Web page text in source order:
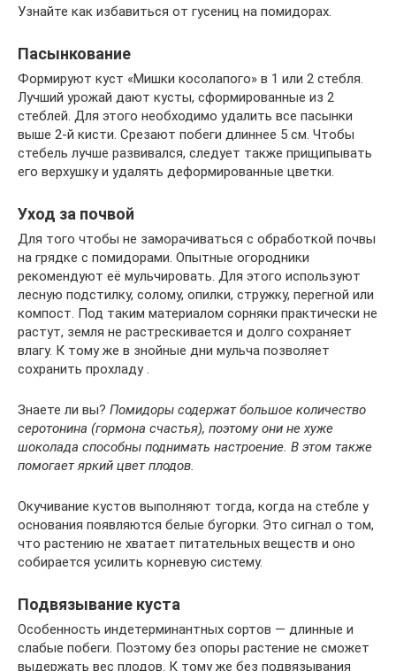
Узнайте как избавиться от гусениц на помидорах.
Пасынкование
Формируют куст «Мишки косолапого» в 1 или 2 стебля.
Лучший урожай дают кусты, сформированные из 2
стеблей. Для этого необходимо удалить все пасынки
выше 2-й кисти. Срезают побеги длиннее 5 см. Чтобы
стебель лучше развивался, следует также прищипывать
его верхушку и удалять деформированные цветки.
Уход за почвой
Для того чтобы не заморачиваться с обработкой почвы
на грядке с помидорами. Опытные огородники
рекомендуют её мульчировать. Для этого используют
лесную подстилку, солому, опилки, стружку, перегной или
компост. Под таким материалом сорняки практически не
растут, земля не растрескивается и долго сохраняет
влагу. К тому же в знойные дни мульча позволяет
сохранить прохладу .
Знаете ли вы? Помидоры содержат большое количество
серотонина (гормона счастья), поэтому они не хуже
шоколада способны поднимать настроение. В этом также
помогает яркий цвет плодов.
Окучивание кустов выполняют тогда, когда на стебле у
основания появляются белые бугорки. Это сигнал о том,
что растению не хватает питательных веществ и оно
собирается усилить корневую систему.
Подвязывание куста
Особенность индетерминантных сортов — длинные и
слабые побеги. Поэтому без опоры растение не сможет
выдержать вес плодов. К тому же без подвязывания